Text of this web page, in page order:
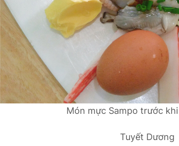
Món mực Sampo trước
Tuyết Dương